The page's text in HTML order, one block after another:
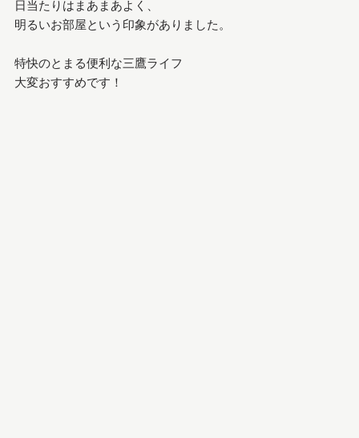
日当たりはまあまあよく、
明るいお部屋という印象がありました。
特快のとまる便利な三鷹ライフ
大変おすすめです！